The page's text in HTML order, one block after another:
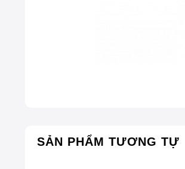
SẢN PHẨM TƯƠNG TỰ